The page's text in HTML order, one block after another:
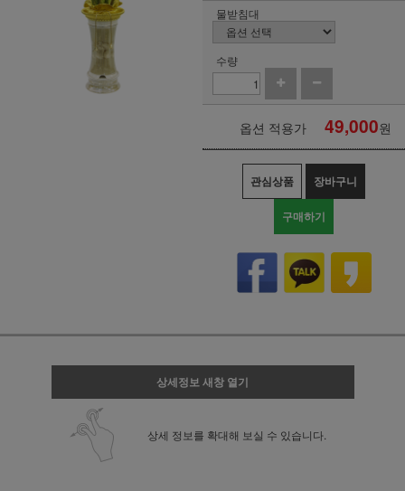
물받침대
수량
옵션 적용가 49,000원
관심상품 장바구니
구매하기
상세정보 새창 열기
상세 정보를 확대해 보실 수 있습니다.